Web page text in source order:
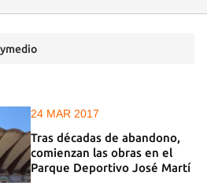
24 MAR 2017
Tras décadas de abandono,
comienzan las obras en el
Parque Deportivo José Martí